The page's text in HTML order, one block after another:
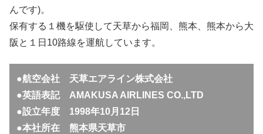
んです)。
保有する１機を駆使して天草から福岡、熊本、熊本から大
阪と１日10路線を運航しています。
●航空会社 天草エアライン株式会社
●英語表記 AMAKUSA AIRLINES CO.,LTD
●設立年度 1998年10月12日
●本社所在 熊本県天草市